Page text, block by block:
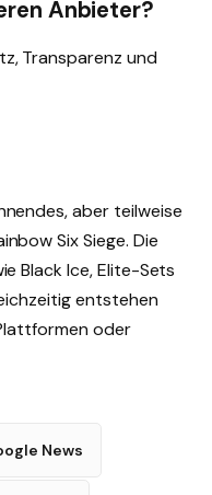
Anbieter?
Transparenz und
aber teilweise
Six Siege. Die
Black Ice, Elite-Sets
entstehen
oder
News